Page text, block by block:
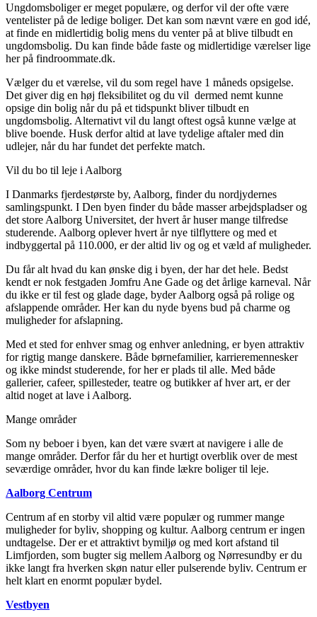
Ungdomsboliger er meget populære, og derfor vil der ofte være
ventelister på de ledige boliger. Det kan som nævnt være en god idé,
at finde en midlertidig bolig mens du venter på at blive tilbudt en
ungdomsbolig. Du kan finde både faste og midlertidige værelser lige
her på findroommate.dk.
Vælger du et værelse, vil du som regel have 1 måneds opsigelse.
Det giver dig en høj fleksibilitet og du vil dermed nemt kunne
opsige din bolig når du på et tidspunkt bliver tilbudt en
ungdomsbolig. Alternativt vil du langt oftest også kunne vælge at
blive boende. Husk derfor altid at lave tydelige aftaler med din
udlejer, når du har fundet det perfekte match.
Vil du bo til leje i Aalborg
I Danmarks fjerdestørste by, Aalborg, finder du nordjydernes
samlingspunkt. I Den byen finder du både masser arbejdspladser og
det store Aalborg Universitet, der hvert år huser mange tilfredse
studerende. Aalborg oplever hvert år nye tilflyttere og med et
indbyggertal på 110.000, er der altid liv og og et væld af muligheder.
Du får alt hvad du kan ønske dig i byen, der har det hele. Bedst
kendt er nok festgaden Jomfru Ane Gade og det årlige karneval. Når
du ikke er til fest og glade dage, byder Aalborg også på rolige og
afslappende områder. Her kan du nyde byens bud på charme og
muligheder for afslapning.
Med et sted for enhver smag og enhver anledning, er byen attraktiv
for rigtig mange danskere. Både børnefamilier, karrieremennesker
og ikke mindst studerende, for her er plads til alle. Med både
gallerier, cafeer, spillesteder, teatre og butikker af hver art, er der
altid noget at lave i Aalborg.
Mange områder
Som ny beboer i byen, kan det være svært at navigere i alle de
mange områder. Derfor får du her et hurtigt overblik over de mest
seværdige områder, hvor du kan finde lækre boliger til leje.
Aalborg Centrum
Centrum af en storby vil altid være populær og rummer mange
muligheder for byliv, shopping og kultur. Aalborg centrum er ingen
undtagelse. Der er et attraktivt bymiljø og med kort afstand til
Limfjorden, som bugter sig mellem Aalborg og Nørresundby er du
ikke langt fra hverken skøn natur eller pulserende byliv. Centrum er
helt klart en enormt populær bydel.
Vestbyen